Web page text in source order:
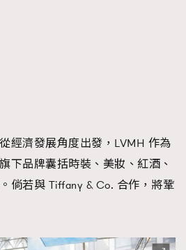
經濟發展角度出發，LVMH 作為
下品牌囊括時裝、美妝、紅酒、
倘若與 Tiffany & Co. 合作，將鞏